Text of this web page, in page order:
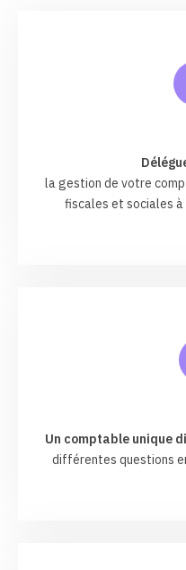
la gestion de votre
fiscales et sociales
Un comptable unique
différentes questions